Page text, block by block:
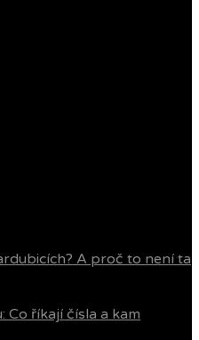
A proč to není ta
Co říkají čísla a kam